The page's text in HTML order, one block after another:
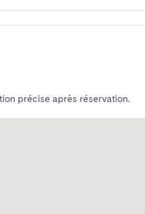
précise après réservation.